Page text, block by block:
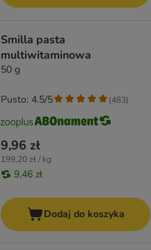
Smilla pasta
multiwitaminowa
50 g
9,96 zł
199,20 zł / kg
9,46 zł
Pusto: 4.5/5 (483)
Dodaj do koszyka